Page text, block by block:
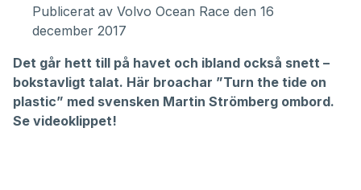
Publicerat av Volvo Ocean Race den 16
december 2017
Det går hett till på havet och ibland också snett –
bokstavligt talat. Här broachar ”Turn the tide on
plastic” med svensken Martin Strömberg ombord.
Se videoklippet!